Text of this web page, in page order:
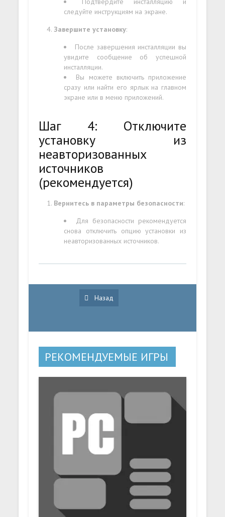
следуйте инструкциям на экране.
Завершите установку:
После завершения инсталляции вы
увидите сообщение об успешной
инсталляции.
Вы можете включить приложение
сразу или найти его ярлык на главном
экране или в меню приложений.
Шаг 4: Отключите
установку из
неавторизованных
источников
(рекомендуется)
Вернитесь в параметры безопасности:
Для безопасности рекомендуется
снова отключить опцию установки из
неавторизованных источников.
Назад
РЕКОМЕНДУЕМЫЕ ИГРЫ